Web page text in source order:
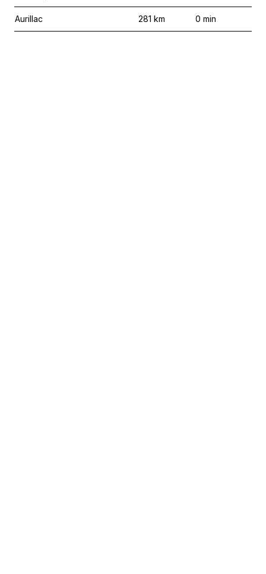
Aurillac 281 km 0 min